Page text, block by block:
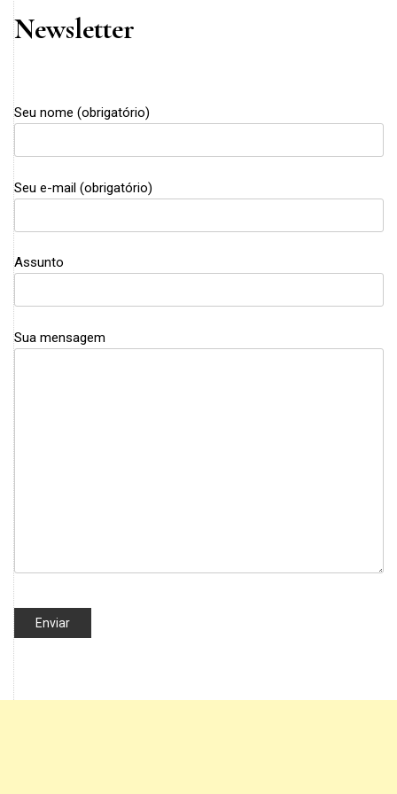
Newsletter
Seu nome (obrigatório)
Seu e-mail (obrigatório)
Assunto
Sua mensagem